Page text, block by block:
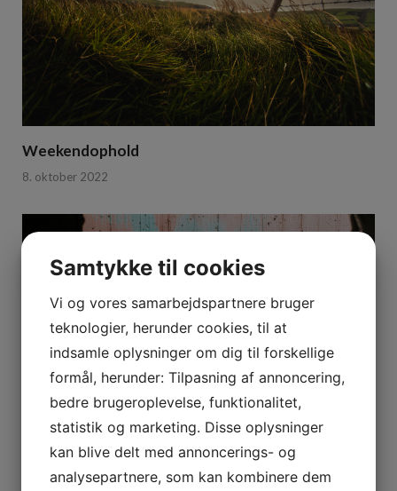
Weekendophold
8. oktober 2022
Malerfirma Frederiksberg med god pris
Samtykke til cookies
Vi og vores samarbejdspartnere bruger
teknologier, herunder cookies, til at
indsamle oplysninger om dig til forskellige
formål, herunder: Tilpasning af annoncering,
bedre brugeroplevelse, funktionalitet,
statistik og marketing. Disse oplysninger
kan blive delt med annoncerings- og
analysepartnere, som kan kombinere dem